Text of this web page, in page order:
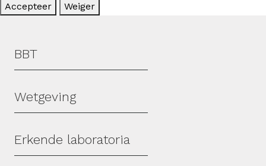
Accepteer Weiger
Hoofdmenu
BBT
Wetgeving
Erkende laboratoria